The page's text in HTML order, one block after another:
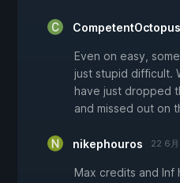
Even on easy,
just stupid difficult.
have just dropped
and missed out on
nikephouros 22 6月
Max credits and